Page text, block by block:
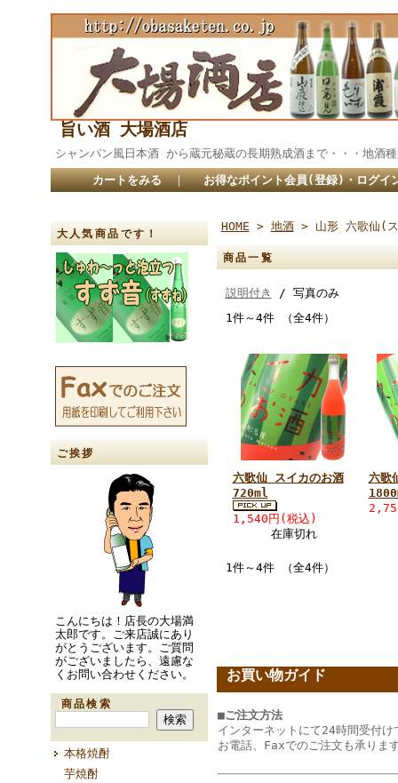
旨い酒 大場酒店
シャンパン風日本酒 から蔵元秘蔵の長期熟成酒まで・・
カートをみる ｜ お得なポイント会員(登録)・ログイ
大人気商品です！
ご挨拶
こんにちは！店長の大場満
太郎です。ご来店誠にあり
がとうございます。ご質問
がございましたら、遠慮な
くお問い合わせください。
商品検索
本格焼酎
芋焼酎
HOME > 地酒> 山形 六歌仙(ス
商品一覧
説明付き
/ 写真のみ
1件～4件 （全4件）
六歌仙 スイカのお酒
720ml
1,540円(税込)
在庫切れ
六歌
1件～4件 （全4件）
お買い物ガイド
■ご注文方法
インターネットにて24時間受付け
お電話、Faxでのご注文も承りま